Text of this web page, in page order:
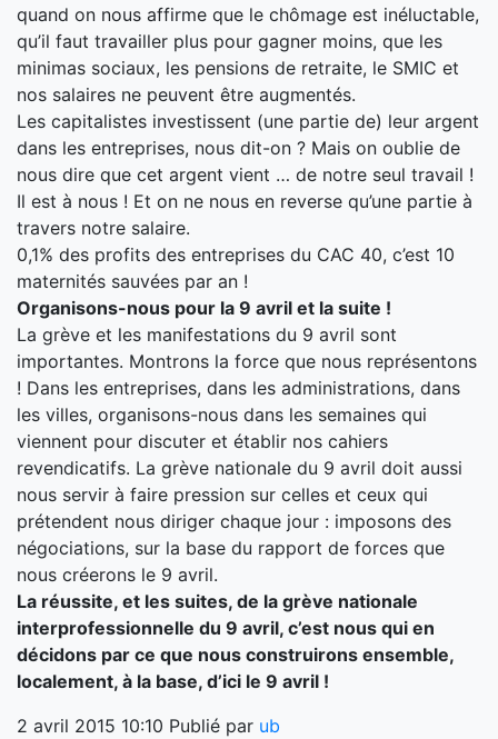
quand on nous affirme que le chômage est inéluctable,
qu’il faut travailler plus pour gagner moins, que les
minimas sociaux, les pensions de retraite, le SMIC et
nos salaires ne peuvent être augmentés.
Les capitalistes investissent (une partie de) leur argent
dans les entreprises, nous dit-on ? Mais on oublie de
nous dire que cet argent vient … de notre seul travail !
Il est à nous ! Et on ne nous en reverse qu’une partie à
travers notre salaire.
0,1% des profits des entreprises du CAC 40, c’est 10
maternités sauvées par an !
Organisons-nous pour la 9 avril et la suite !
La grève et les manifestations du 9 avril sont
importantes. Montrons la force que nous représentons
! Dans les entreprises, dans les administrations, dans
les villes, organisons-nous dans les semaines qui
viennent pour discuter et établir nos cahiers
revendicatifs. La grève nationale du 9 avril doit aussi
nous servir à faire pression sur celles et ceux qui
prétendent nous diriger chaque jour : imposons des
négociations, sur la base du rapport de forces que
nous créerons le 9 avril.
La réussite, et les suites, de la grève nationale
interprofessionnelle du 9 avril, c’est nous qui en
décidons par ce que nous construirons ensemble,
localement, à la base, d’ici le 9 avril !
2 avril 2015 10:10 Publié par ub